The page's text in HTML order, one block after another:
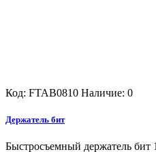
Код: FTAB0810 Наличие: 0
Держатель бит
Быстросъемный держатель